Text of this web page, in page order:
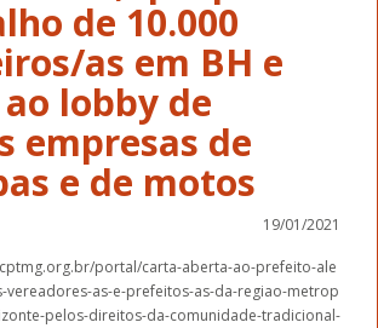
de 10.000
as em BH e
lobby de
empresas de
e de motos
19/01/2021
portal/carta-aberta-ao-prefeito-ale
vereadores-as-e-prefeitos-as-da-regiao-metrop
pelos-direitos-da-comunidade-tradicional-